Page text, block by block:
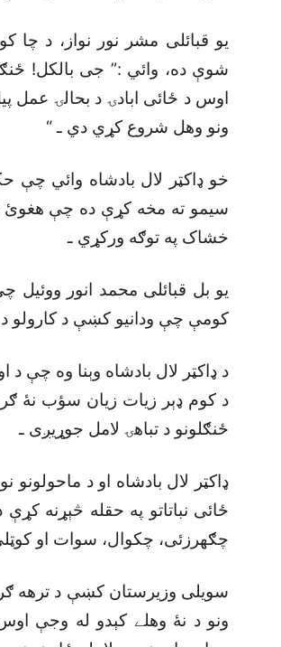
يو قبائلى مشر نور نواز، د
شوې ده، وائي :” جى بالکل!
اوس د ځائى ابادۍ د بحالۍ عمل
ونو وهل شروع کړي دي ـ “
خو ډاکټر لال بادشاه وائي
سيمو ته مخه کړې ده چې هغوئ
خشاک په توګه ورکړي ـ
يو بل قبائلى محمد انور
کومې چې ودانيو کښې د کارولو د
د ډاکټر لال بادشاه وېنا وه چې د
د کوم ډېر زيات زيان سؤب نۀ
ځنګلونو د تباهۍ لامل جوړيږى ـ
ډاکټر لال بادشاه او د ماحولونو
ځائى نباتاتو په حقله څېړنه
چګهرزئى، چکوال، سوات او
سويلى وزيرستان کښې د ترهه
ونو د نۀ وهلے کېدو له وجې